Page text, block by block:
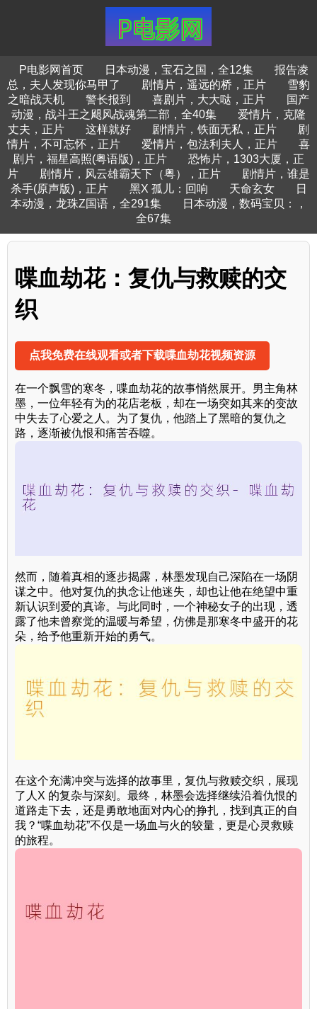
P电影网首页 日本动漫，宝石之国，全12集
报告凌
总，夫人发现你马甲了
剧情片，遥远的桥，正片
雪豹
之暗战天机
警长报到 喜剧片，大大哒，正片
国产
动漫，战斗王之飓风战魂第二部，全40集
爱情片，克隆
丈夫，正片
这样就好 剧情片，铁面无私，正片
剧
情片，不可忘怀，正片
爱情片，包法利夫人，正片
喜
剧片，福星高照(粤语版)，正片
恐怖片，1303大厦，正
片
剧情片，风云雄霸天下（粤），正片
剧情片，谁是
杀手(原声版)，正片
黑X 孤儿：回响 天命玄女
日
本动漫，龙珠Z国语，全291集
日本动漫，数码宝贝：，
全67集
喋血劫花：复仇与救赎的交
织
点我免费在线观看或者下载喋血劫花视频资源
在一个飘雪的寒冬，喋血劫花的故事悄然展开。男主角林
墨，一位年轻有为的花店老板，却在一场突如其来的变故
中失去了心爱之人。为了复仇，他踏上了黑暗的复仇之
路，逐渐被仇恨和痛苦吞噬。
然而，随着真相的逐步揭露，林墨发现自己深陷在一场阴
谋之中。他对复仇的执念让他迷失，却也让他在绝望中重
新认识到爱的真谛。与此同时，一个神秘女子的出现，透
露了他未曾察觉的温暖与希望，仿佛是那寒冬中盛开的花
朵，给予他重新开始的勇气。
在这个充满冲突与选择的故事里，复仇与救赎交织，展现
了人X 的复杂与深刻。最终，林墨会选择继续沿着仇恨的
道路走下去，还是勇敢地面对内心的挣扎，找到真正的自
我？“喋血劫花”不仅是一场血与火的较量，更是心灵救赎
的旅程。